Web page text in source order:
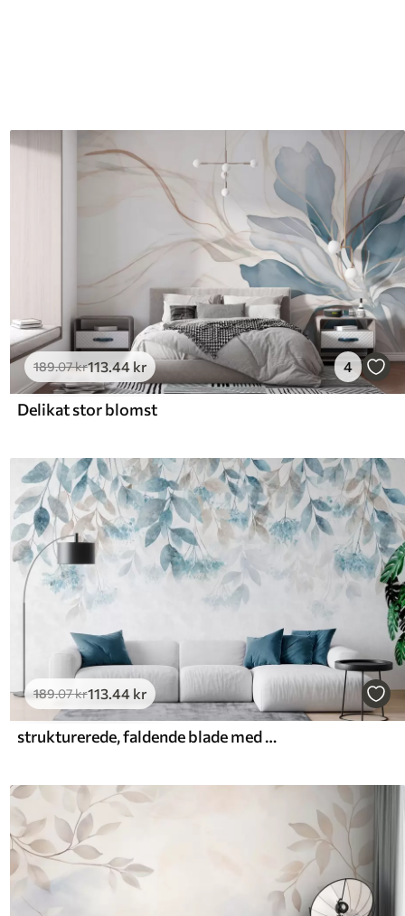
189.07kr113.44 kr 4
Delikat stor blomst
189.07kr113.44 kr
strukturerede, faldende blade med blomster i turkis- og beigefarver